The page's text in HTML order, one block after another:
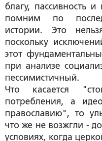
благу, пассивность
помним по
истории. Это
поскольку
этот
при анализе
пессимистичный.
Что касается
потребления, а
православию", то
что же не возжгли -
условиях, когда